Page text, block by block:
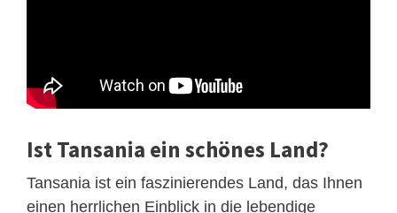
Ist Tansania ein schönes Land?
Tansania ist ein faszinierendes Land, das Ihnen
einen herrlichen Einblick in die lebendige